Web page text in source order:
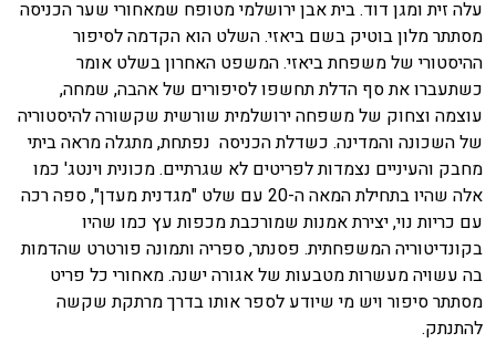
עלה זית ומגן דוד. בית אבן ירושלמי מטופח שמאחורי שער הכניסה
מסתתר מלון בוטיק בשם ביאזי. השלט הוא הקדמה לסיפור
ההיסטורי של משפחת ביאזי. המשפט האחרון בשלט אומר
כשתעברו את סף הדלת תחשפו לסיפורים של אהבה, שמחה,
עוצמה וצחוק של משפחה ירושלמית שורשית שקשורה להיסטוריה
של השכונה והמדינה. כשדלת הכניסה נפתחת, מתגלה מראה ביתי
מחבק והעיניים נצמדות לפריטים לא שגרתיים. מכונית וינטג' כמו
אלה שהיו בתחילת המאה ה-20 עם שלט "מגדנית מעדן", ספה רכה
עם כריות נוי, יצירת אמנות שמורכבת מכפות עץ כמו שהיו
בקונדיטוריה המשפחתית. פסנתר, ספריה ותמונה פורטרט שהדמות
בה עשויה מעשרות מטבעות של אגורה ישנה. מאחורי כל פריט
מסתתר סיפור ויש מי שיודע לספר אותו בדרך מרתקת שקשה
להתנתק.